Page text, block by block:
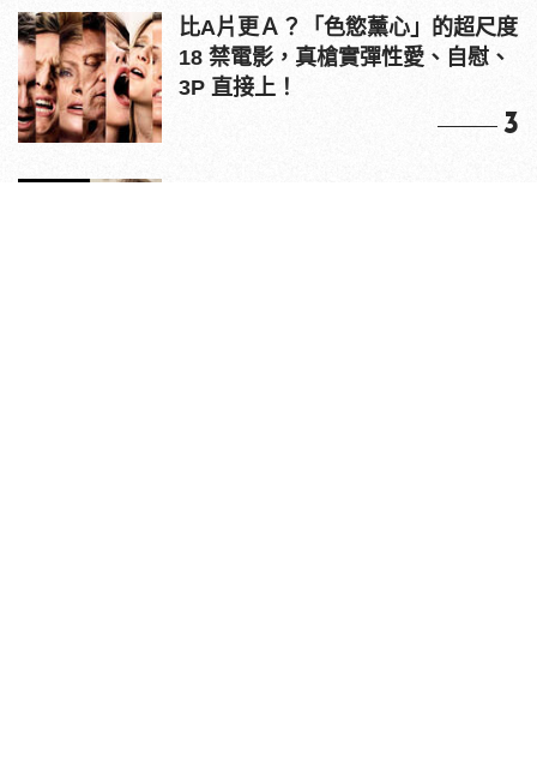
比A片更Ａ？「色慾薰心」的超尺度
18 禁電影，真槍實彈性愛、自慰、
3P 直接上！
3